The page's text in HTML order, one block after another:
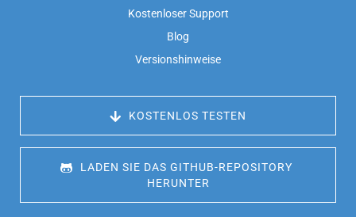
Kostenloser Support
Blog
Versionshinweise
KOSTENLOS TESTEN
LADEN SIE DAS GITHUB-REPOSITORY
HERUNTER